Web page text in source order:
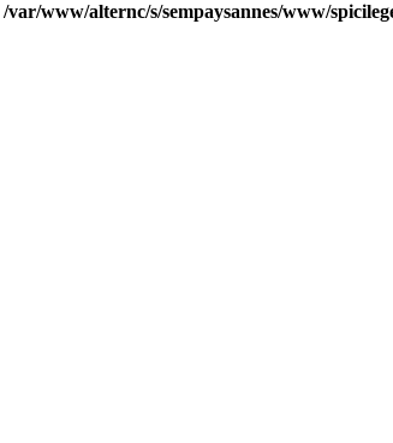
/var/www/alternc/s/sempaysannes/www/